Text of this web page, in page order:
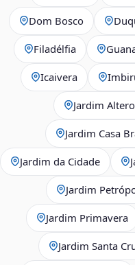
Dom Bosco
Filadélfia
Icaivera
Jardim
Jardim Casa
Jardim da Cidade
Jardim
Jardim Primavera
Jardim Santa